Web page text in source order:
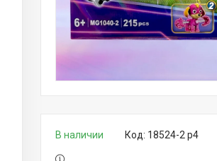
В наличии Код: 18524-2 р4